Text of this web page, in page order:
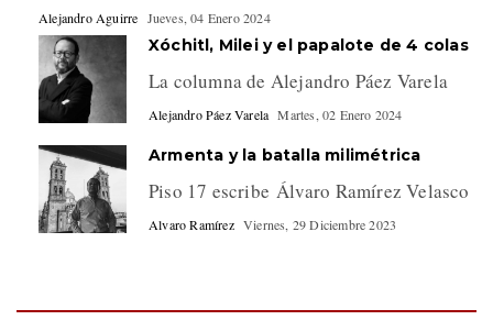
Alejandro Aguirre Jueves, 04 Enero 2024
Xóchitl, Milei y el papalote de 4 colas
La columna de Alejandro Páez Varela
Alejandro Páez Varela Martes, 02 Enero 2024
Armenta y la batalla milimétrica
Piso 17 escribe Álvaro Ramírez Velasco
Alvaro Ramírez Viernes, 29 Diciembre 2023